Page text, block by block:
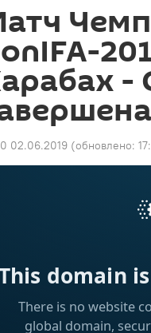
-
02.06.2019 (обновлено: